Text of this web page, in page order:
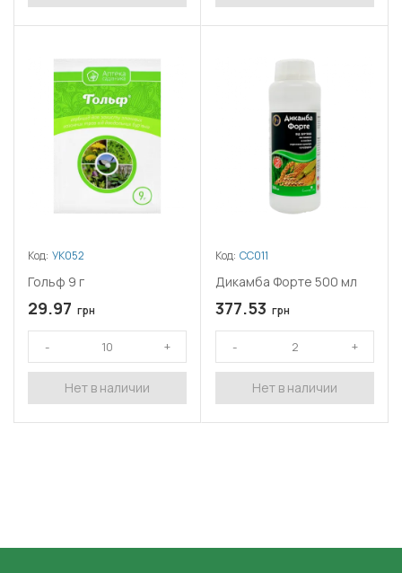
Код: УК052
Гольф 9 г
29.97 грн
Нет в наличии
Код: СС011
Дикамба Форте 500 мл
377.53 грн
Нет в наличии